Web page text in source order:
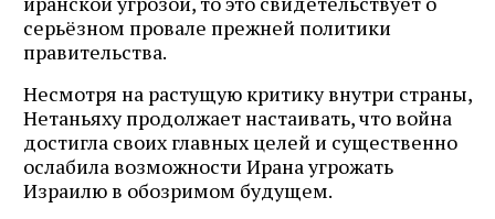
серьёзном провале прежней политики
правительства.
Несмотря на растущую критику внутри страны,
Нетаньяху продолжает настаивать, что война
достигла своих главных целей и существенно
ослабила возможности Ирана угрожать
Израилю в обозримом будущем.